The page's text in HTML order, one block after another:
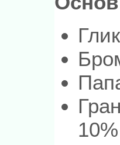
10%